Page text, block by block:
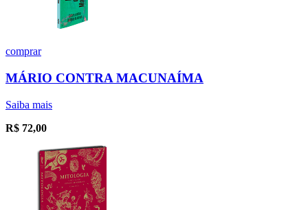
comprar
MÁRIO CONTRA MACUNAÍMA
Saiba mais
R$ 72,00